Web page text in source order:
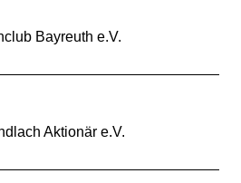
Bayreuth e.V.
Aktionär e.V.